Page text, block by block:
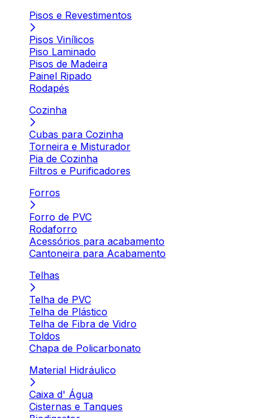
Pisos e Revestimentos
Pisos Vinílicos
Piso Laminado
Pisos de Madeira
Painel Ripado
Rodapés
Cozinha
Cubas para Cozinha
Torneira e Misturador
Pia de Cozinha
Filtros e Purificadores
Forros
Forro de PVC
Rodaforro
Acessórios para acabamento
Cantoneira para Acabamento
Telhas
Telha de PVC
Telha de Plástico
Telha de Fibra de Vidro
Toldos
Chapa de Policarbonato
Material Hidráulico
Caixa d' Água
Cisternas e Tanques